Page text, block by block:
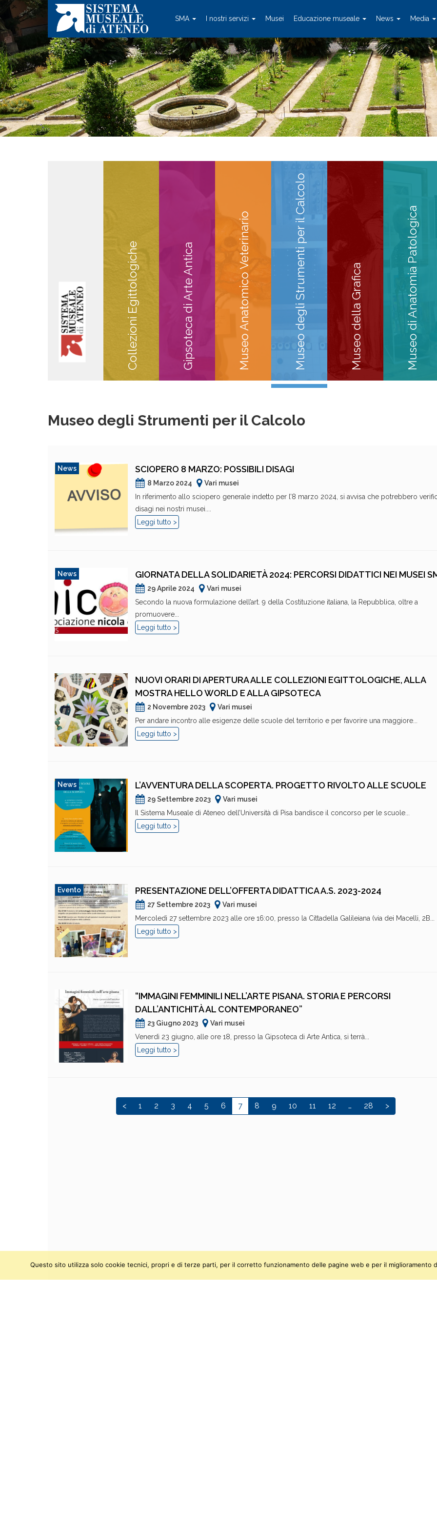
SMA I nostri servizi Musei Educazione museale News Media
Collezioni Egittologiche Gipsoteca di Arte Antica Museo Anatomico Veterinario Museo degli Strumenti per il Calcolo Museo della Grafica Museo di Anatomia Patologica
Museo degli Strumenti per il Calcolo
News SCIOPERO 8 MARZO: POSSIBILI DISAGI
8 Marzo 2024
Vari musei
In riferimento allo sciopero generale indetto per l’8 marzo 2024, si avvisa che potrebbero
disagi nei nostri musei....
Leggi tutto >
News GIORNATA DELLA SOLIDARIETÀ 2024: PERCORSI DIDATTICI NEI MUSEI
29 Aprile 2024
Vari musei
Secondo la nuova formulazione dell’art. 9 della Costituzione italiana, la Repubblica, oltre a
promuovere...
Leggi tutto >
NUOVI ORARI DI APERTURA ALLE COLLEZIONI EGITTOLOGICHE, ALLA
MOSTRA HELLO WORLD E ALLA GIPSOTECA
2 Novembre 2023
Vari musei
Per andare incontro alle esigenze delle scuole del territorio e per favorire una maggiore...
Leggi tutto >
News L’AVVENTURA DELLA SCOPERTA. PROGETTO RIVOLTO ALLE SCUOLE
29 Settembre 2023
Vari musei
Il Sistema Museale di Ateneo dell’Università di Pisa bandisce il concorso per le scuole...
Leggi tutto >
Evento PRESENTAZIONE DELL’OFFERTA DIDATTICA A.S. 2023-2024
27 Settembre 2023
Vari musei
Mercoledì 27 settembre 2023 alle ore 16:00, presso la Cittadella Galileiana (via dei Macelli, 2B...
Leggi tutto >
“IMMAGINI FEMMINILI NELL’ARTE PISANA. STORIA E PERCORSI
DALL’ANTICHITÀ AL CONTEMPORANEO”
23 Giugno 2023
Vari musei
Venerdì 23 giugno, alle ore 18, presso la Gipsoteca di Arte Antica, si terrà...
Leggi tutto >
< 1 2 3 4 5 6 7 8 9 10 11 12 … 28 >
Questo sito utilizza solo cookie tecnici, propri e di terze parti, per il corretto funzionamento delle pagine web e per il miglioramento